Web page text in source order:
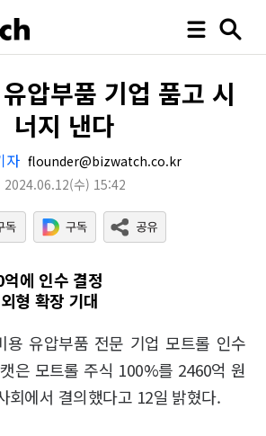
압부품 기업 품고 시
너지 낸다
자 flounder@bizwatch.co.kr
2024.06.12(수) 15:42
에 인수 결정
형 확장 기대
용 유압부품 전문 기업 모트롤 인수
은 모트롤 주식 100%를 2460억 원
회에서 결의했다고 12일 밝혔다.